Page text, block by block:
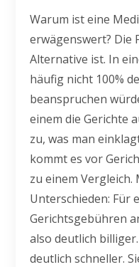
Warum ist eine
erwägenswert? Die
Alternative ist. In
häufig nicht 100%
beanspruchen
einem die Gerichte
zu, was man
kommt es vor
zu einem
Unterschieden: Für
Gerichtsgebühren
also deutlich
deutlich schneller.